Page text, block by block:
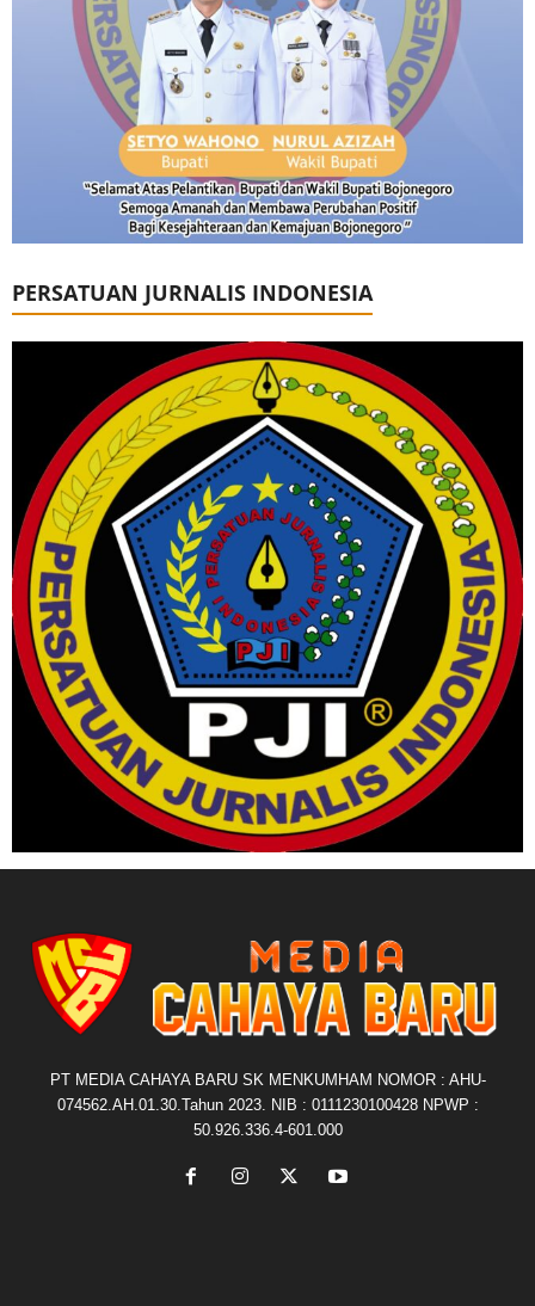
PERSATUAN JURNALIS INDONESIA
PT MEDIA CAHAYA BARU SK MENKUMHAM NOMOR : AHU-
074562.AH.01.30.Tahun 2023. NIB : 0111230100428 NPWP :
50.926.336.4-601.000